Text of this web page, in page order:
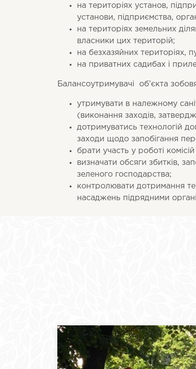
на територіях установ,
установи, підприємства,
на територіях земельних
власники цих територій;
на безхазяйних територіях,
на приватних садибах і
Балансоутримувачі об’єкта
утримувати в належному
(виконання заходів,
дотримуватись технологій
заходи щодо запобігання
брати участь у роботі
визначати обсяги збитків,
зеленого господарства;
контролювати дотримання
насаджень підрядними